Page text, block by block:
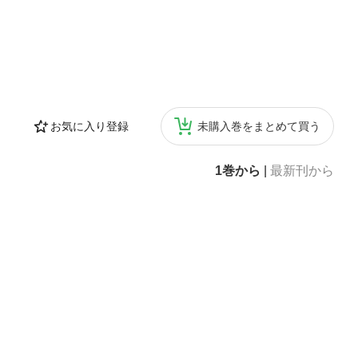
お気に入り登録 未購入巻をまとめて買う
1巻から 最新刊から